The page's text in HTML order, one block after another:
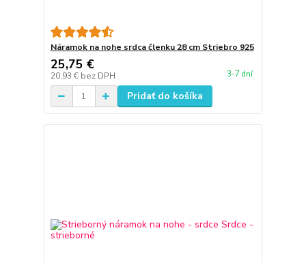
Náramok na nohe srdca členku 28 cm Striebro 925
25,75 €
20,93 € bez DPH 3-7 dní
Pridať do košíka